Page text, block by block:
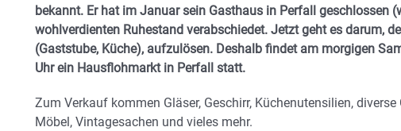
bekannt. Er hat im Januar sein Gasthaus in Perfall geschlossen
wohlverdienten Ruhestand verabschiedet. Jetzt geht es darum,
(Gaststube, Küche), aufzulösen. Deshalb findet am morgigen
Uhr ein Hausflohmarkt in Perfall statt.
Zum Verkauf kommen Gläser, Geschirr, Küchenutensilien, diverse
Möbel, Vintagesachen und vieles mehr.